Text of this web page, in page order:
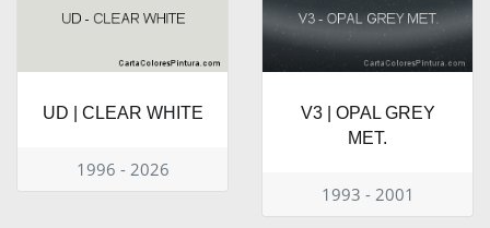
UD | CLEAR WHITE
1996 - 2026
V3 | OPAL GREY
MET.
1993 - 2001